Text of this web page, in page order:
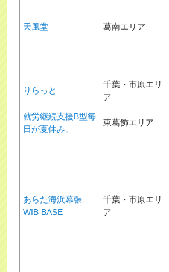
天風堂 葛南エリア
りらっと
千葉・市原エリ
ア
就労継続支援B型毎
日が夏休み。
東葛飾エリア
あらた海浜幕張
WIB BASE
千葉・市原エリ
ア